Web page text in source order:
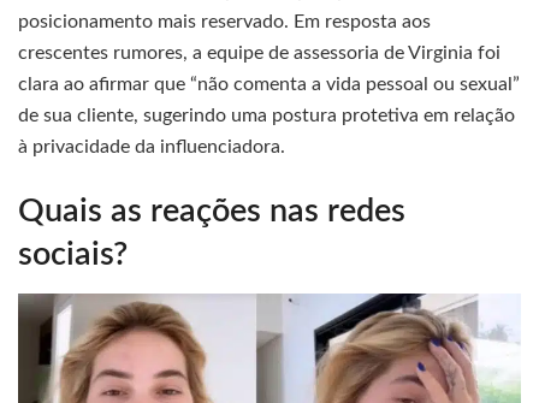
posicionamento mais reservado. Em resposta aos
crescentes rumores, a equipe de assessoria de Virginia foi
clara ao afirmar que “não comenta a vida pessoal ou sexual”
de sua cliente, sugerindo uma postura protetiva em relação
à privacidade da influenciadora.
Quais as reações nas redes
sociais?